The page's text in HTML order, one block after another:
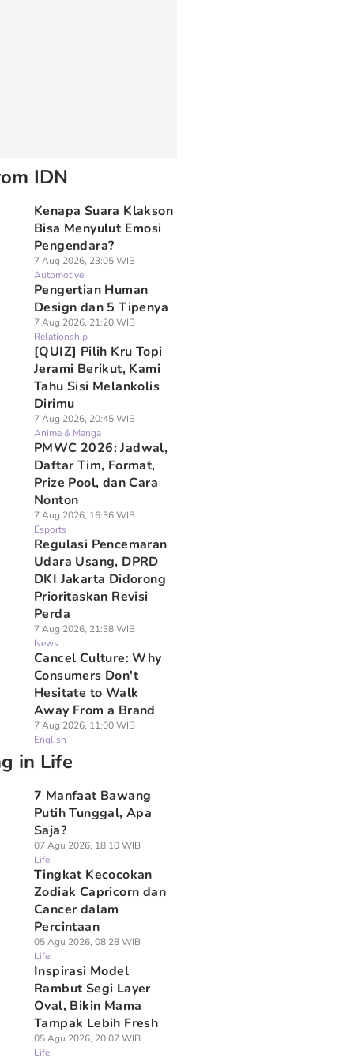
IDN
Kenapa Suara Klakson
Bisa Menyulut Emosi
Pengendara?
7 Aug 2026, 23:05 WIB
Automotive
Pengertian Human
Design dan 5 Tipenya
7 Aug 2026, 21:20 WIB
Relationship
[QUIZ] Pilih Kru Topi
Jerami Berikut, Kami
Tahu Sisi Melankolis
Dirimu
7 Aug 2026, 20:45 WIB
Anime & Manga
PMWC 2026: Jadwal,
Daftar Tim, Format,
Prize Pool, dan Cara
Nonton
7 Aug 2026, 16:36 WIB
Esports
Regulasi Pencemaran
Udara Usang, DPRD
DKI Jakarta Didorong
Prioritaskan Revisi
Perda
7 Aug 2026, 21:38 WIB
News
Cancel Culture: Why
Consumers Don't
Hesitate to Walk
Away From a Brand
7 Aug 2026, 11:00 WIB
English
in Life
7 Manfaat Bawang
Putih Tunggal, Apa
Saja?
07 Agu 2026, 18:10 WIB
Life
Tingkat Kecocokan
Zodiak Capricorn dan
Cancer dalam
Percintaan
05 Agu 2026, 08:28 WIB
Life
Inspirasi Model
Rambut Segi Layer
Oval, Bikin Mama
Tampak Lebih Fresh
05 Agu 2026, 20:07 WIB
Life